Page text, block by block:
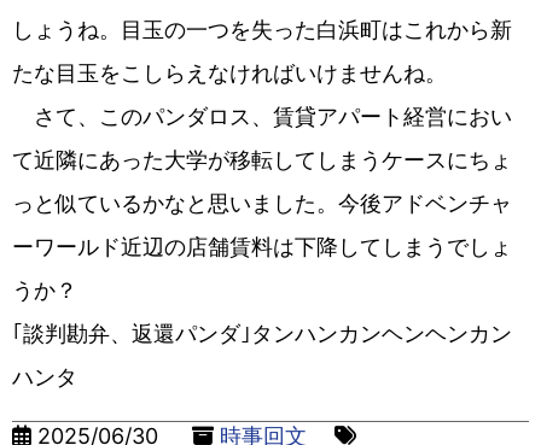
しょうね。目玉の一つを失った白浜町はこれから新
たな目玉をこしらえなければいけませんね。
さて、このパンダロス、賃貸アパート経営におい
て近隣にあった大学が移転してしまうケースにちょ
っと似ているかなと思いました。今後アドベンチャ
ーワールド近辺の店舗賃料は下降してしまうでしょ
うか？
｢談判勘弁、返還パンダ｣タンハンカンヘンヘンカン
ハンタ
2025/06/30 時事回文